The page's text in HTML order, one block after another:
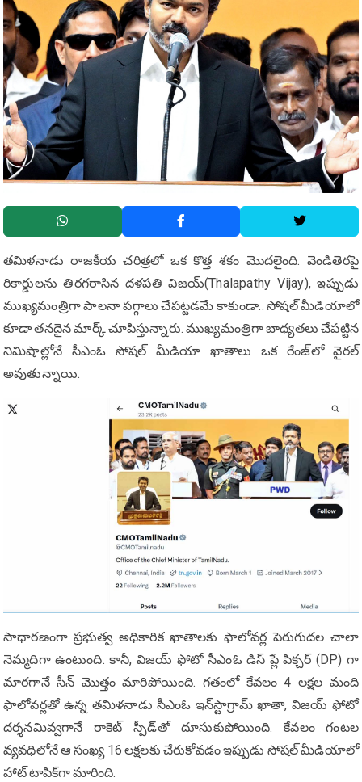
తమిళనాడు రాజకీయ చరిత్రలో ఒక కొత్త శకం మొదలైంది. వెండితెరపై
రికార్డులను తిరగరాసిన దళపతి విజయ్(Thalapathy Vijay), ఇప్పుడు
ముఖ్యమంత్రిగా పాలనా పగ్గాలు చేపట్టడమే కాకుండా.. సోషల్ మీడియాలో
కూడా తనదైన మార్క్ చూపిస్తున్నారు. ముఖ్య‌మంత్రిగా బాధ్యతలు చేపట్టిన
నిమిషాల్లోనే సీఎంఓ సోషల్ మీడియా ఖాతాలు ఒక రేంజ్‌లో వైరల్
అవుతున్నాయి.
సాధారణంగా ప్రభుత్వ అధికారిక ఖాతాలకు ఫాలోవర్ల పెరుగుదల చాలా
నెమ్మదిగా ఉంటుంది. కానీ, విజయ్ ఫోటో సీఎంఓ డిస్ ప్లే పిక్చర్ (DP) గా
మారగానే సీన్ మొత్తం మారిపోయింది. గతంలో కేవలం 4 లక్షల మంది
ఫాలోవర్లతో ఉన్న తమిళనాడు సీఎంఓ ఇన్‌స్టాగ్రామ్ ఖాతా, విజయ్ ఫోటో
దర్శనమివ్వగానే రాకెట్ స్పీడ్‌తో దూసుకుపోయింది. కేవలం గంటల
వ్యవధిలోనే ఆ సంఖ్య 16 లక్షలకు చేరుకోవడం ఇప్పుడు సోషల్ మీడియాలో
హాట్ టాపిక్‌గా మారింది.